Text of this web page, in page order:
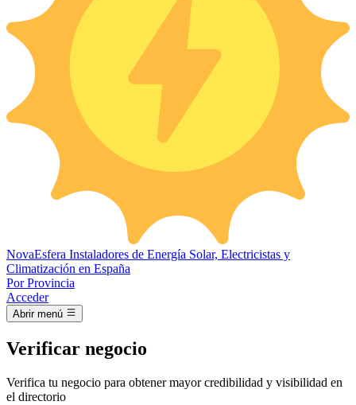
NovaEsfera Instaladores de Energía Solar, Electricistas y
Climatización en España
Por Provincia
Acceder
Abrir menú
Verificar negocio
Verifica tu negocio para obtener mayor credibilidad y visibilidad en
el directorio